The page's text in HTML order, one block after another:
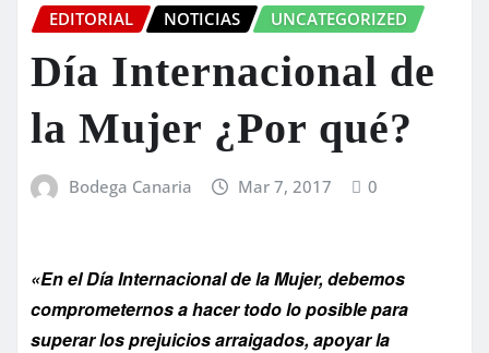
EDITORIAL NOTICIAS UNCATEGORIZED
Día Internacional de
la Mujer ¿Por qué?
Bodega Canaria Mar 7, 2017 0
«En el Día Internacional de la Mujer, debemos
comprometernos a hacer todo lo posible para
superar los prejuicios arraigados, apoyar la